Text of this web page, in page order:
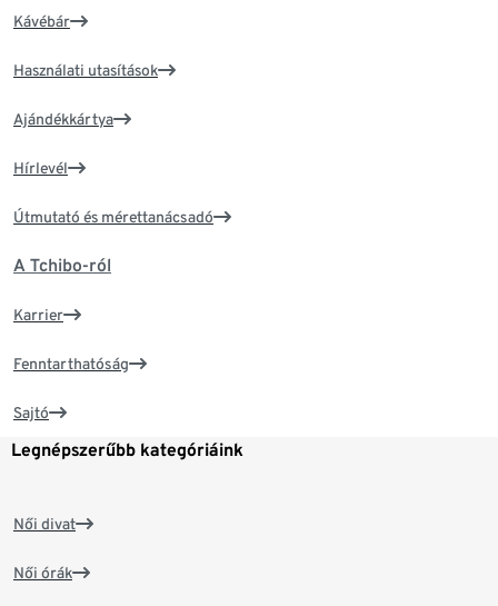
Kávébár
Használati utasítások
Ajándékkártya
Hírlevél
Útmutató és mérettanácsadó
A Tchibo-ról
Karrier
Fenntarthatóság
Sajtó
Legnépszerűbb kategóriáink
Női divat
Női órák